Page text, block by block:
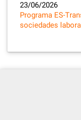
23/06/2026
Programa ES-
sociedades